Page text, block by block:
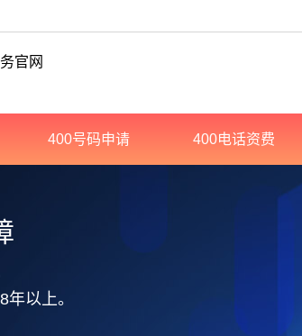
官网
400号码申请 400电话资费
以上。